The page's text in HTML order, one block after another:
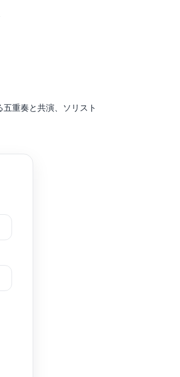
重奏と共演、ソリスト
ッスンを受講。